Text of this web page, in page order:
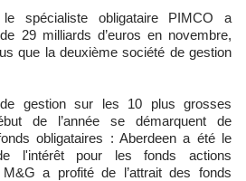
29 milliards d’euros en novembre,
que la deuxième société de gestion
gestion sur les 10 plus grosses
de l’année se démarquent de
obligataires : Aberdeen a été le
l'intérêt pour les fonds actions
a profité de l’attrait des fonds